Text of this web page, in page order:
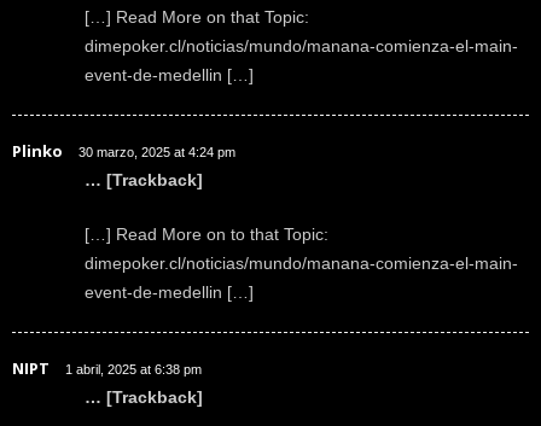
[…] Read More on that Topic:
dimepoker.cl/noticias/mundo/manana-comienza-el-main-
event-de-medellin […]
Plinko 30 marzo, 2025 at 4:24 pm
… [Trackback]
[…] Read More on to that Topic:
dimepoker.cl/noticias/mundo/manana-comienza-el-main-
event-de-medellin […]
NIPT 1 abril, 2025 at 6:38 pm
… [Trackback]